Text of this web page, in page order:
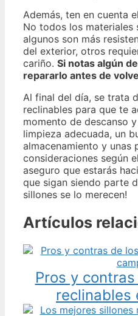
Además, ten en cuenta
No todos los materiales
algunos son más
del exterior, otros
cariño. Si notas algún
repararlo antes de
Al final del día, se trata
reclinables para que te
momento de descanso
limpieza adecuada, un
almacenamiento y unas
consideraciones según
aseguro que estarás
que sigan siendo parte
sillones se lo merecen!
Artículos
Pros y
reclinables